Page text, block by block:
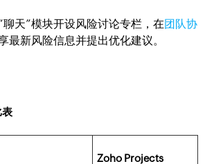
聊天”模块开设风险讨论专栏，在团队协
最新风险信息并提出优化建议。
表
Zoho Projects